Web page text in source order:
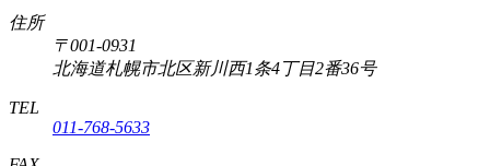
住所
〒001-0931
北海道札幌市北区新川西1条4丁目2番36号
TEL
011-768-5633